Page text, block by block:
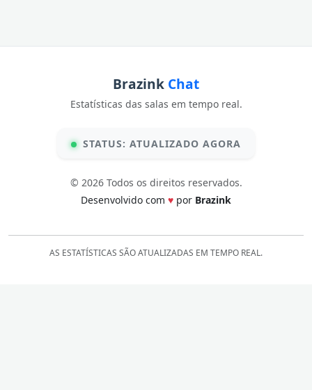
Brazink Chat
Estatísticas das salas em tempo real.
STATUS: ATUALIZADO AGORA
© 2026 Todos os direitos reservados.
Desenvolvido com ♥ por Brazink
AS ESTATÍSTICAS SÃO ATUALIZADAS EM TEMPO REAL.